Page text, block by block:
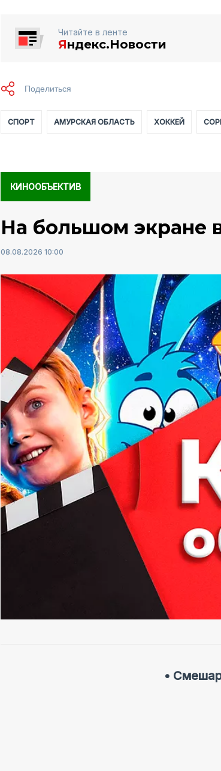
Читайте в ленте
Яндекс.Новости
СПОРТ АМУРСКАЯ ОБЛАСТЬ ХОККЕЙ
КИНООБЪЕКТИВ
На большом экране
08.08.2026 10:00
•